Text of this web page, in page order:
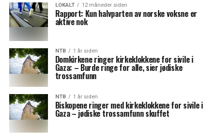
LOKALT 12 måneder siden
Rapport: Kun halvparten av norske voksne er
aktive nok
NTB 1 år siden
Domkirkene ringer kirkeklokkene for sivile i
Gaza: – Burde ringe for alle, sier jødiske
trossamfunn
NTB 1 år siden
Biskopene ringer med kirkeklokkene for sivile i
Gaza – jødiske trossamfunn skuffet